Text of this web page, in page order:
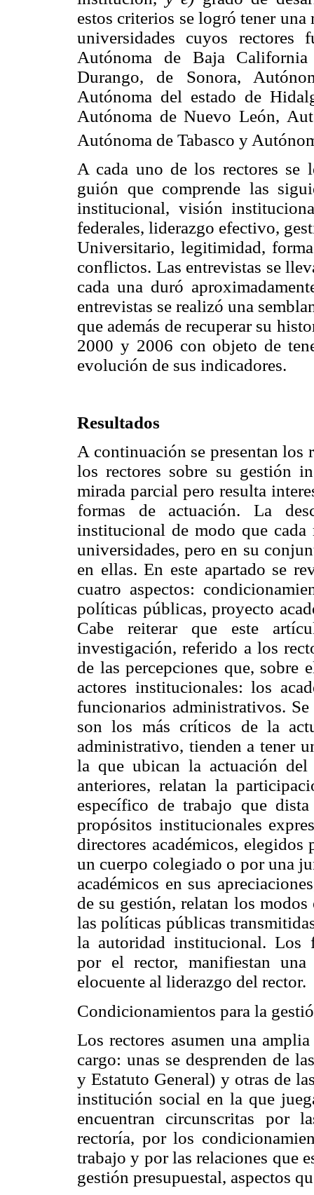
estos criterios se logró tener
universidades cuyos rectores
Autónoma de Baja
Durango, de Sonora,
Autónoma del estado de
Autónoma de Nuevo León,
Autónoma de Tabasco y
A cada uno de los rectores se
guión que comprende las
institucional, visión
federales, liderazgo efectivo,
Universitario, legitimidad,
conflictos. Las entrevistas se
cada una duró
entrevistas se realizó una
que además de recuperar su
2000 y 2006 con objeto de
evolución de sus indicadores.
Resultados
A continuación se presentan los
los rectores sobre su gestión
mirada parcial pero resulta
formas de actuación. La
institucional de modo que
universidades, pero en su
en ellas. En este apartado se
cuatro aspectos:
políticas públicas, proyecto
Cabe reiterar que este
investigación, referido a los
de las percepciones que, sobre
actores institucionales: los
funcionarios administrativos.
son los más críticos de la
administrativo, tienden a tener
la que ubican la actuación del
anteriores, relatan la
específico de trabajo que
propósitos institucionales
directores académicos,
un cuerpo colegiado o por una
académicos en sus
de su gestión, relatan los
las políticas públicas
la autoridad institucional. Los
por el rector, manifiestan
elocuente al liderazgo del rector.
Condicionamientos para la
Los rectores asumen una
cargo: unas se desprenden de
y Estatuto General) y otras de
institución social en la que
encuentran circunscritas por
rectoría, por los
trabajo y por las relaciones que
gestión presupuestal, aspectos